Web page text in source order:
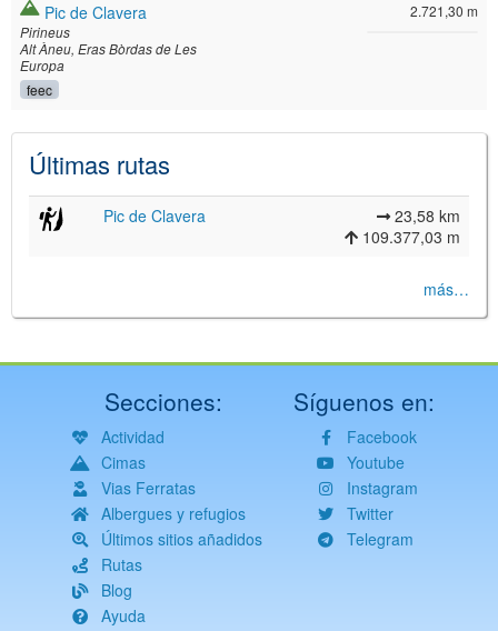
Pic de Clavera
Pirineus
Alt Àneu Eras Bòrdas de Les
Europa
feec
2.721,30 m
Últimas rutas
Pic de Clavera
23,58 km
109.377,03 m
más…
Secciones:
Actividad
Cimas
Vias Ferratas
Albergues y refugios
Últimos sitios añadidos
Rutas
Blog
Ayuda
Síguenos en:
Facebook
Youtube
Instagram
Twitter
Telegram